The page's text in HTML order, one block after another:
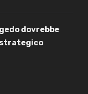
dovrebbe